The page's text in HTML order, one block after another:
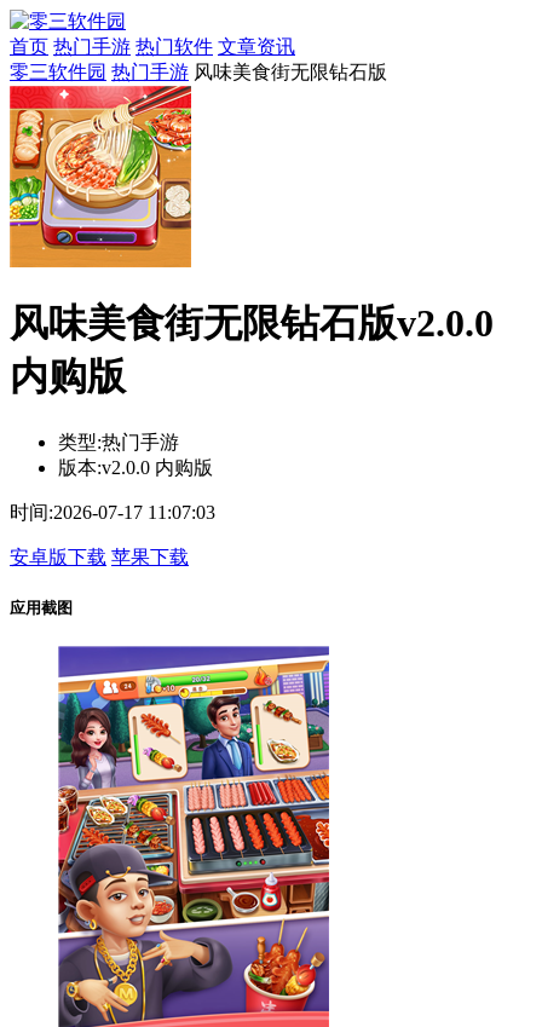
首页 热门手游 热门软件 文章资讯
零三软件园 热门手游 风味美食街无限钻石版
风味美食街无限钻石版v2.0.0
内购版
类型:热门手游
版本:v2.0.0 内购版
时间:2026-07-17 11:07:03
安卓版下载 苹果下载
应用截图